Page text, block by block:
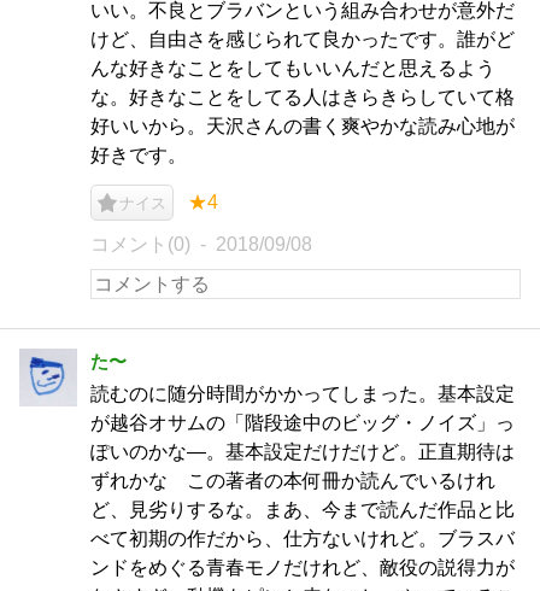
いい。不良とブラバンという組み合わせが意外だ
けど、自由さを感じられて良かったです。誰がど
んな好きなことをしてもいいんだと思えるよう
な。好きなことをしてる人はきらきらしていて格
好いいから。天沢さんの書く爽やかな読み心地が
好きです。
ナイス ★4
コメント(0) 2018/09/08
た〜
読むのに随分時間がかかってしまった。基本設定
が越谷オサムの「階段途中のビッグ・ノイズ」っ
ぽいのかな―。基本設定だけだけど。正直期待は
ずれかな この著者の本何冊か読んでいるけれ
ど、見劣りするな。まあ、今まで読んだ作品と比
べて初期の作だから、仕方ないけれど。ブラスバ
ンドをめぐる青春モノだけれど、敵役の説得力が